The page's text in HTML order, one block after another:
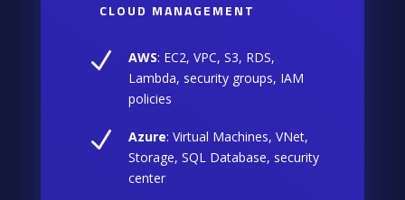
CLOUD MANAGEMENT
N AWS: EC2, VPC, S3, RDS,
Lambda, security groups, IAM
policies
N Azure: Virtual Machines, VNet,
Storage, SQL Database, security
center